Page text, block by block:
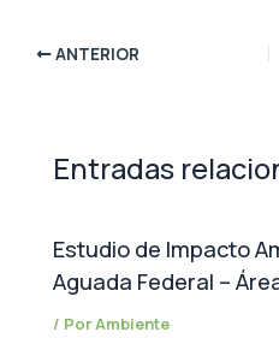
ANTERIOR
Entradas
Estudio de Impacto
Aguada Federal –
/ PorAmbiente